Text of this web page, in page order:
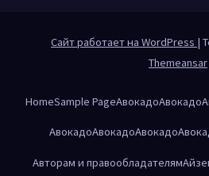
Сайт работает на WordPress |
Themeansar
HomeSample PageАвокадоАвокадо
АвокадоАвокадоАвокадо
Авторам и правообладателям